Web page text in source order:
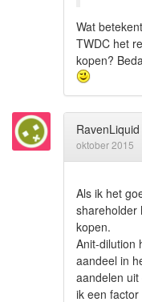
Wat
TWDC het
kopen?
RavenLiquid
oktober 2015
Als ik het
shareholder
kopen.
Anit-dilution
aandeel in
aandelen
ik een factor